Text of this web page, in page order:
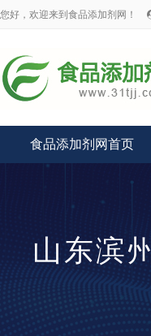
您好，欢迎来到食品添加剂网！
食品添加剂网首页
山东滨